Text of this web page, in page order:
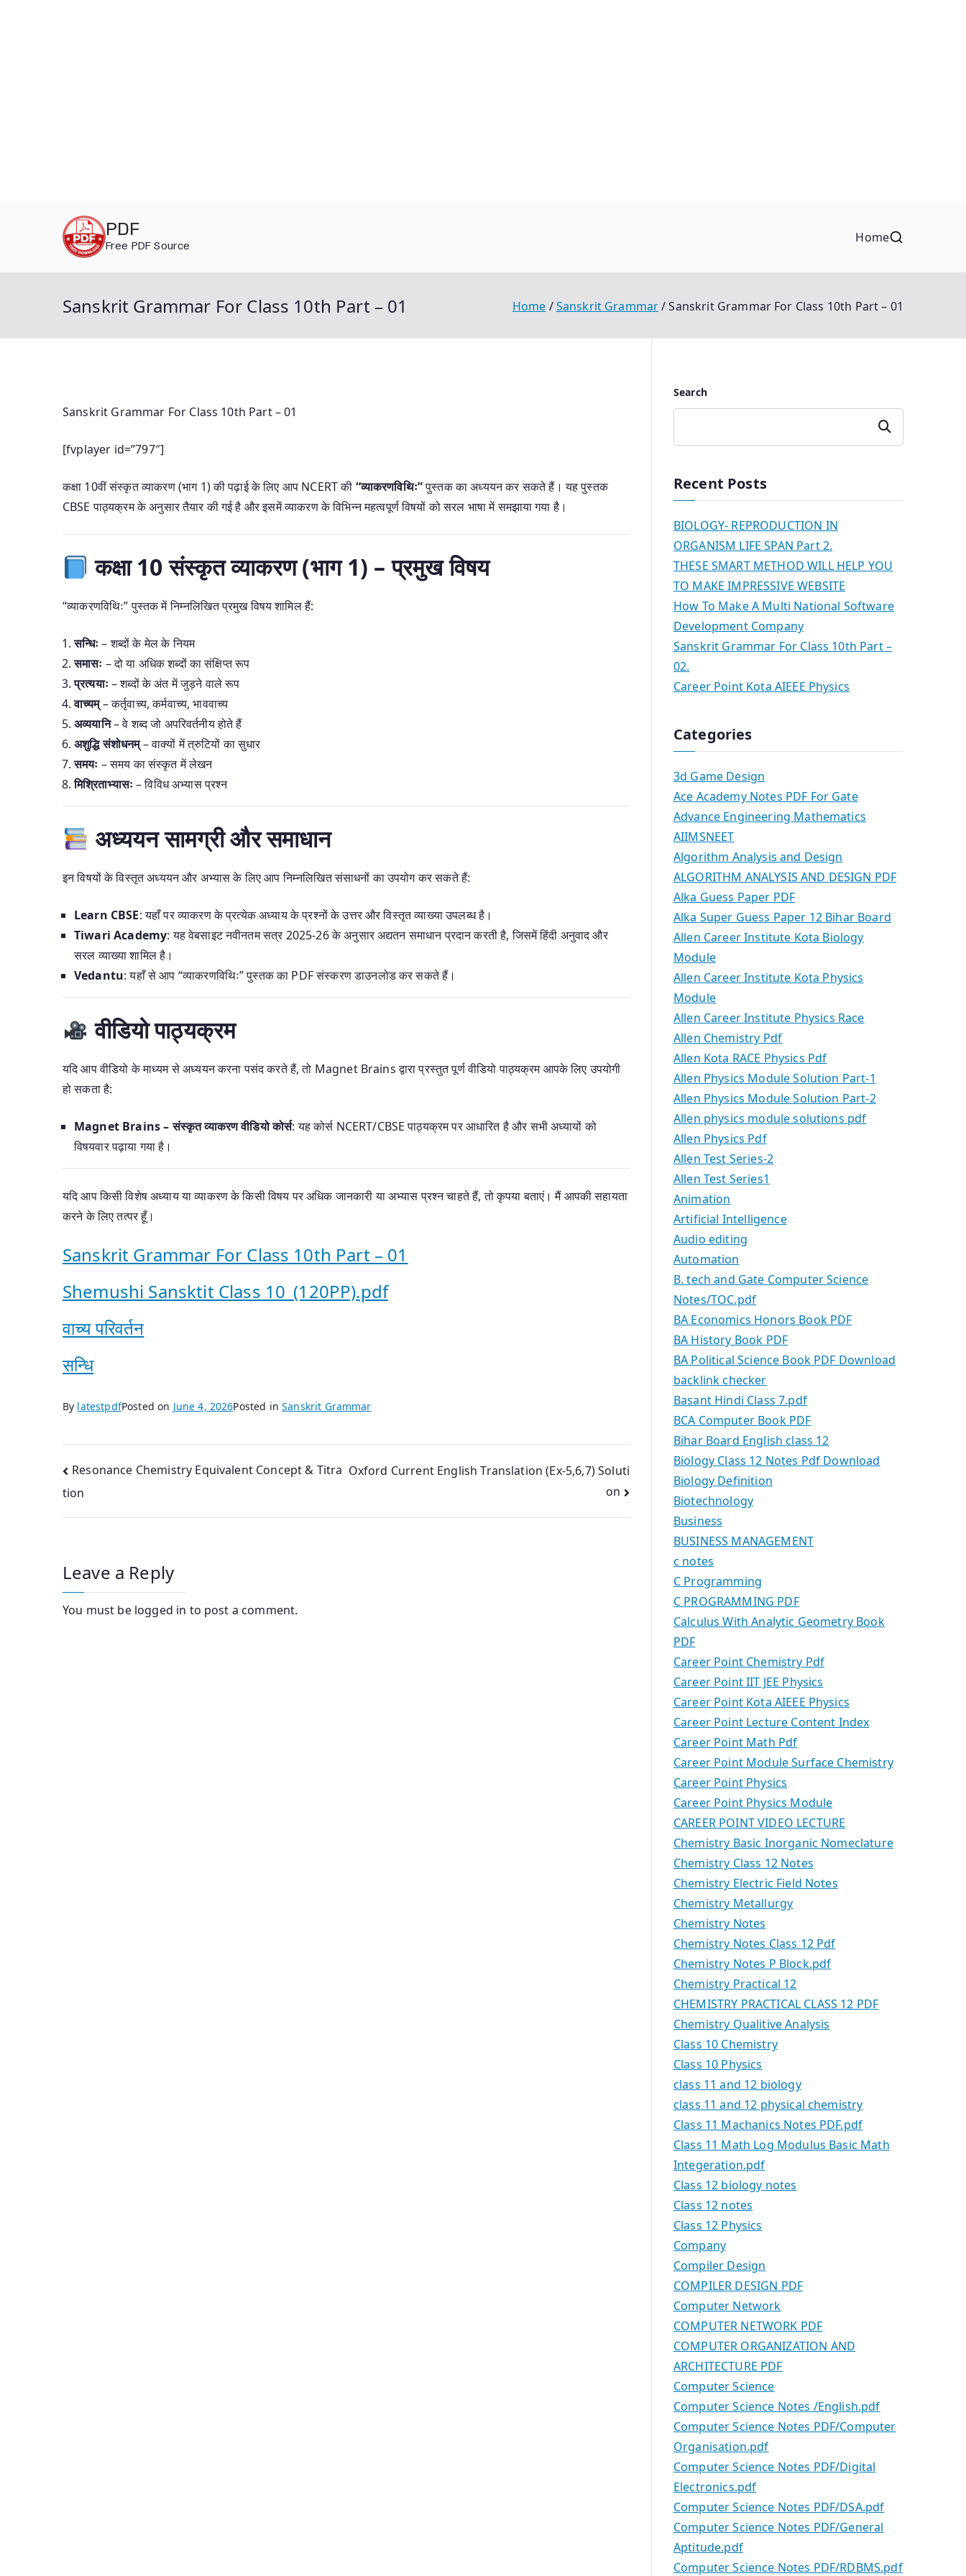
PDF
Free PDF Source
Home
Sanskrit Grammar For Class 10th Part – 01 Home Sanskrit Grammar Sanskrit Grammar For Class 10th Part – 01
Sanskrit Grammar For Class 10th Part – 01
[fvplayer id=”797″]
कक्षा 10वीं संस्कृत व्याकरण (भाग 1) की पढ़ाई के लिए आप NCERT की “व्याकरणविथिः”पुस्तक का अध्ययन कर सकते हैं। यह पुस्तक
CBSE पाठ्यक्रम के अनुसार तैयार की गई है और इसमें व्याकरण के विभिन्न महत्वपूर्ण विषयों को सरल भाषा में समझाया गया है।
कक्षा 10 संस्कृत व्याकरण (भाग 1) – प्रमुख विषय
“व्याकरणविथिः” पुस्तक में निम्नलिखित प्रमुख विषय शामिल हैं:
सन्धिः– शब्दों के मेल के नियम
समासः – दो या अधिक शब्दों का संक्षिप्त रूप
प्रत्ययाः– शब्दों के अंत में जुड़ने वाले रूप
वाच्यम्– कर्तृवाच्य, कर्मवाच्य, भाववाच्य
अव्ययानि– वे शब्द जो अपरिवर्तनीय होते हैं
अशुद्धि संशोधनम्– वाक्यों में त्रुटियों का सुधार
समयः – समय का संस्कृत में लेखन
मिश्रिताभ्यासः– विविध अभ्यास प्रश्न
अध्ययन सामग्री और समाधान
इन विषयों के विस्तृत अध्ययन और अभ्यास के लिए आप निम्नलिखित संसाधनों का उपयोग कर सकते हैं:
Learn CBSE: यहाँ पर व्याकरण के प्रत्येक अध्याय के प्रश्नों के उत्तर और विस्तृत व्याख्या उपलब्ध है।
Tiwari Academy: यह वेबसाइट नवीनतम सत्र 2025-26 के अनुसार अद्यतन समाधान प्रदान करती है, जिसमें हिंदी अनुवाद और
सरल व्याख्या शामिल है।
Vedantu: यहाँ से आप “व्याकरणविथिः” पुस्तक का PDF संस्करण डाउनलोड कर सकते हैं।
वीडियो पाठ्यक्रम
यदि आप वीडियो के माध्यम से अध्ययन करना पसंद करते हैं, तो Magnet Brains द्वारा प्रस्तुत पूर्ण वीडियो पाठ्यक्रम आपके लिए उपयोगी
हो सकता है:
Magnet Brains – संस्कृत व्याकरण वीडियो कोर्स: यह कोर्स NCERT/CBSE पाठ्यक्रम पर आधारित है और सभी अध्यायों को
विषयवार पढ़ाया गया है।
यदि आप किसी विशेष अध्याय या व्याकरण के किसी विषय पर अधिक जानकारी या अभ्यास प्रश्न चाहते हैं, तो कृपया बताएं। मैं आपकी सहायता
करने के लिए तत्पर हूँ।
Sanskrit Grammar For Class 10th Part – 01
Shemushi Sansktit Class 10_(120PP).pdf
वाच्‍य परिवर्तन
सन्‍धि
By latestpdfPosted on June 4, 2026Posted inSanskrit Grammar
Post
navigation
Resonance Chemistry Equivalent Concept & Titra
tion
Oxford Current English Translation (Ex-5,6,7) Soluti
on
Leave a Reply
You must be logged in to post a comment.
Search
Search
Recent Posts
BIOLOGY- REPRODUCTION IN
ORGANISM LIFE SPAN Part 2.
THESE SMART METHOD WILL HELP YOU
TO MAKE IMPRESSIVE WEBSITE
How To Make A Multi National Software
Development Company
Sanskrit Grammar For Class 10th Part –
02.
Career Point Kota AIEEE Physics
Categories
3d Game Design
Ace Academy Notes PDF For Gate
Advance Engineering Mathematics
AIIMSNEET
Algorithm Analysis and Design
ALGORITHM ANALYSIS AND DESIGN PDF
Alka Guess Paper PDF
Alka Super Guess Paper 12 Bihar Board
Allen Career Institute Kota Biology
Module
Allen Career Institute Kota Physics
Module
Allen Career Institute Physics Race
Allen Chemistry Pdf
Allen Kota RACE Physics Pdf
Allen Physics Module Solution Part-1
Allen Physics Module Solution Part-2
Allen physics module solutions pdf
Allen Physics Pdf
Allen Test Series-2
Allen Test Series1
Animation
Artificial Intelligence
Audio editing
Automation
B. tech and Gate Computer Science
Notes/TOC.pdf
BA Economics Honors Book PDF
BA History Book PDF
BA Political Science Book PDF Download
backlink checker
Basant Hindi Class 7.pdf
BCA Computer Book PDF
Bihar Board English class 12
Biology Class 12 Notes Pdf Download
Biology Definition
Biotechnology
Business
BUSINESS MANAGEMENT
c notes
C Programming
C PROGRAMMING PDF
Calculus With Analytic Geometry Book
PDF
Career Point Chemistry Pdf
Career Point IIT JEE Physics
Career Point Kota AIEEE Physics
Career Point Lecture Content Index
Career Point Math Pdf
Career Point Module Surface Chemistry
Career Point Physics
Career Point Physics Module
CAREER POINT VIDEO LECTURE
Chemistry Basic Inorganic Nomeclature
Chemistry Class 12 Notes
Chemistry Electric Field Notes
Chemistry Metallurgy
Chemistry Notes
Chemistry Notes Class 12 Pdf
Chemistry Notes P Block.pdf
Chemistry Practical 12
CHEMISTRY PRACTICAL CLASS 12 PDF
Chemistry Qualitive Analysis
Class 10 Chemistry
Class 10 Physics
class 11 and 12 biology
class 11 and 12 physical chemistry
Class 11 Machanics Notes PDF.pdf
Class 11 Math Log Modulus Basic Math
Integeration.pdf
Class 12 biology notes
Class 12 notes
Class 12 Physics
Company
Compiler Design
COMPILER DESIGN PDF
Computer Network
COMPUTER NETWORK PDF
COMPUTER ORGANIZATION AND
ARCHITECTURE PDF
Computer Science
Computer Science Notes /English.pdf
Computer Science Notes PDF/Computer
Organisation.pdf
Computer Science Notes PDF/Digital
Electronics.pdf
Computer Science Notes PDF/DSA.pdf
Computer Science Notes PDF/General
Aptitude.pdf
Computer Science Notes PDF/RDBMS.pdf